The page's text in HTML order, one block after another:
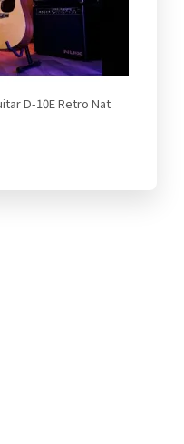
D-10E Retro Nat